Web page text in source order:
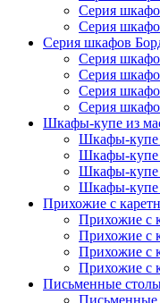
Серия
Серия
Серия шкафов
Серия
Серия
Серия
Серия
Шкафы-купе из
Шкафы-купе
Шкафы-купе
Шкафы-купе
Шкафы-купе
Прихожие с
Прихожие с
Прихожие с
Прихожие с
Прихожие с
Письменные
Письменные